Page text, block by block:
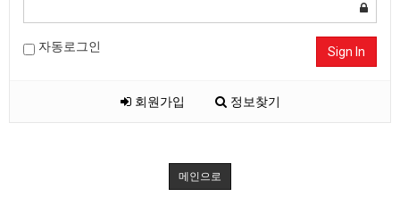
자동로그인 Sign In
회원가입 정보찾기
메인으로